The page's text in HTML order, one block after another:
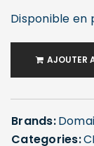
Disponible en
AJOUTER
Brands:
Categories: